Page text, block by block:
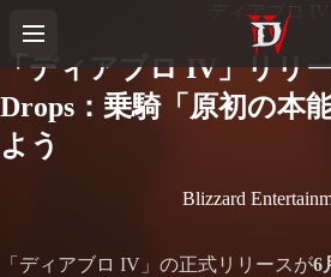
ディアブロ IV
「ディアブロ IV」リリ
Drops：乗騎「原初の本
よう
Blizzard
「ディアブロ IV」の正式リリースが6